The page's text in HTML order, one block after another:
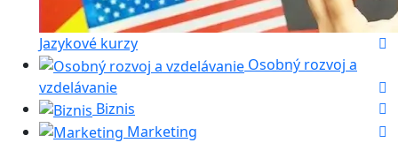
Jazykové kurzy
Osobný rozvoj a
vzdelávanie
Biznis
Marketing